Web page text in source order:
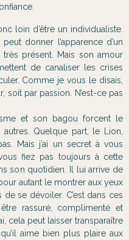
loin d’être un individualiste.
donner l’apparence d’un
présent. Mais son amour
de canaliser les crises
Comme je vous le disais,
soit par passion. N’est-ce pas
et son bagou forcent le
Quelque part, le Lion,
Mais j’ai un secret à vous
fiez pas toujours à cette
son quotidien. Il lui arrive de
autant le montrer aux yeux
se dévoiler. C’est dans ces
rassuré, complimenté et
cela peut laisser transparaître
aime bien plus plaire aux